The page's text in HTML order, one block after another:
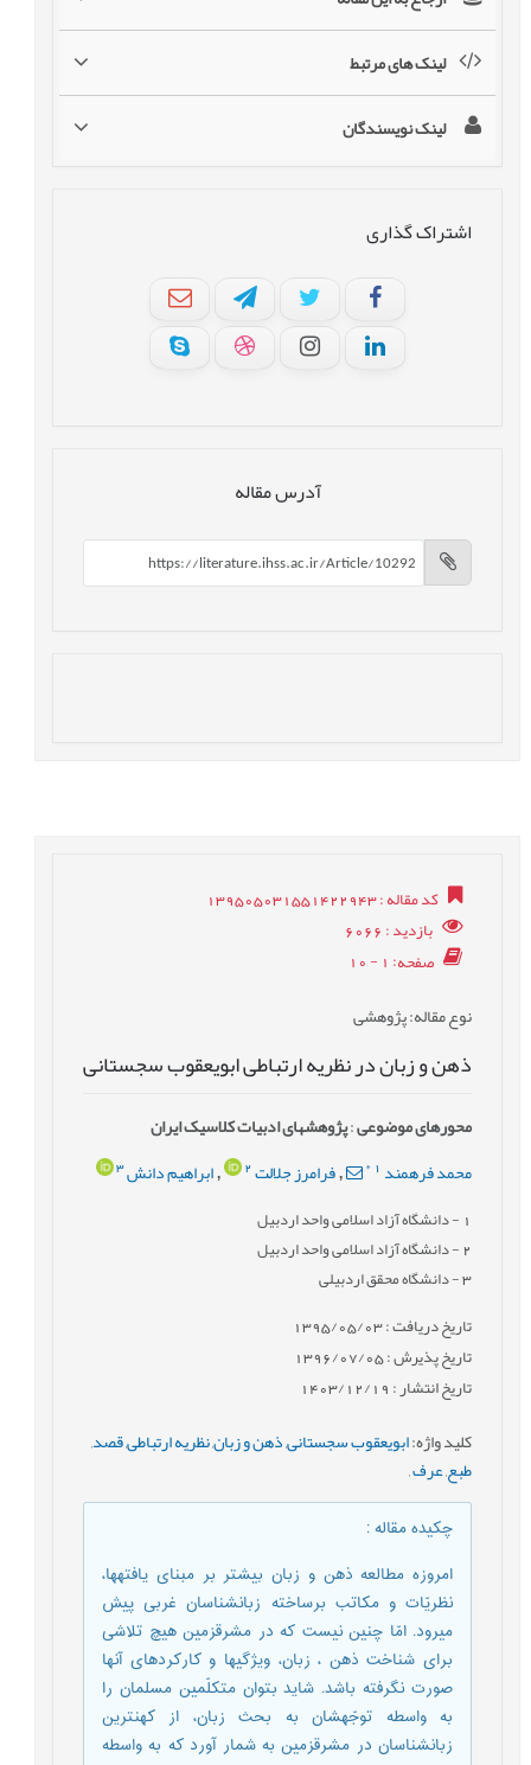
لینک های مرتبط
لینک نویسندگان
اشتراک گذاری
آدرس مقاله
کد مقاله: 139505031551422943
بازدید: 6066
صفحه: 1 - 10
نوع مقاله: پژوهشی
ذهن و زبان در نظریه ارتباطی ابویعقوب سجستانی
محورهای موضوعی:پژوهش‎های ادبیات کلاسیک ایران
محمد فرهمند *
,فرامرز جلالت2
,ابراهیم دانش 3
- دانشگاه آزاد اسلامی واحد اردبیل
2- دانشگاه آزاد اسلامی واحد اردبیل
3- دانشگاه محقق اردبیلی
تاریخ دریافت : 1395/05/03
تاریخ پذیرش : 1396/07/05
تاریخ انتشار : 1403/12/19
کلید واژه:ابویعقوب سجستانی,ذهن و زبان,نظریه ارتباطی,قصد,
طبع,عرف,
چکیده مقاله:
امروزه مطالعه ذهن و زبان بیشتر بر مبنای یافته‏ها،
نظریّات و مکاتب برساخته زبانشناسان غربی پیش
می‏رود. امّا چنین نیست که در مشرق‏زمین هیچ تلاشی
برای شناخت ذهن ، زبان، ویژگی‏ها و کارکردهای آن‏ها
صورت نگرفته باشد. شاید بتوان متکلّمین مسلمان را
به واسطه توجّهشان به بحث زبان، از کهن‏ترین
زبانشناسان در مشرق‏زمین به شمار آورد که به واسطه